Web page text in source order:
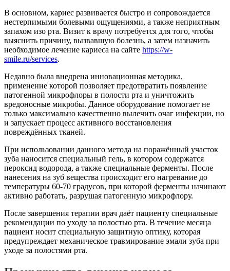
В основном, кариес развивается быстро и сопровождается
нестерпимыми болевыми ощущениями, а также неприятным
запахом изо рта. Визит к врачу потребуется для того, чтобы
выяснить причину, вызвавшую болезнь, а затем назначить
необходимое лечение кариеса на сайте https://w-
smile.ru/services.
Недавно была внедрена инновационная методика,
применение которой позволяет предотвратить появление
патогенной микрофлоры в полости рта и уничтожить
вредоносные микробы. Данное оборудование помогает не
только максимально качественно вылечить очаг инфекции, но
и запускает процесс активного восстановления
повреждённых тканей.
При использовании данного метода на поражённый участок
зуба наносится специальный гель, в котором содержатся
пероксид водорода, а также специальные ферменты. После
нанесения на зуб вещества происходит его нагревание до
температуры 60-70 градусов, при которой ферменты начинают
активно работать, разрушая патогенную микрофлору.
После завершения терапии врач даёт пациенту специальные
рекомендации по уходу за полостью рта. В течение месяца
пациент носит специальную защитную оптику, которая
предупреждает механическое травмирование эмали зуба при
уходе за полостями рта.